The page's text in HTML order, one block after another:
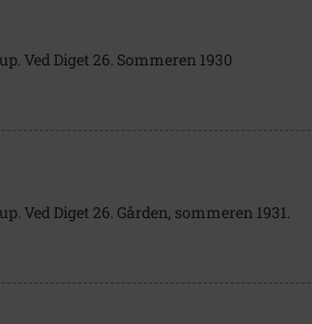
Ved Diget 26. Sommeren 1930
Ved Diget 26. Gården, sommeren 1931.